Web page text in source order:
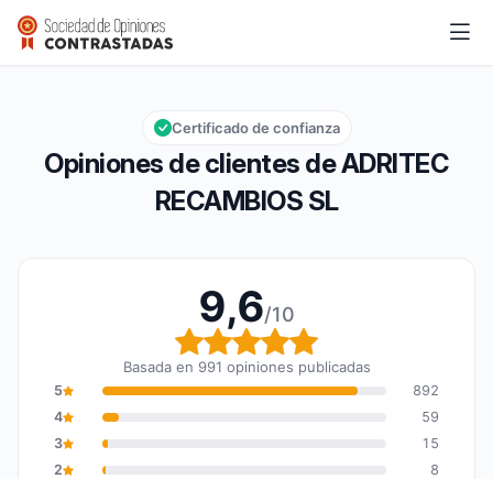
ADRITEC RECAMBIOS SL
Calificación global: 9,6 de 10
9,6/10
Opiniones de clientes de ADRITEC
RECAMBIOS SL
Certificado de confianza
9,6/10
Calificación global: 9,6
Basada en 991 opiniones publicadas
5
892
4
59
3
15
2
8